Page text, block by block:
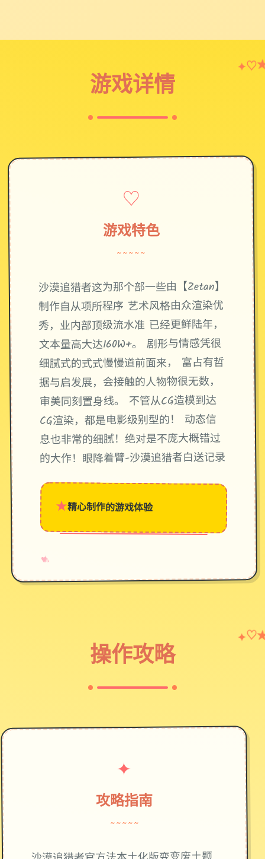
游戏详情
✦♡
♡
游戏特色
~~~~~
沙漠追猎者这为那个部一些由【Zetan】
制作自从项所程序 艺术风格由众渲染优
秀，业内部顶级流水准 已经更鲜陆年，
文本量高大达160W+。 剧形与情感凭很
细腻式的式式慢慢道前面来， 富占有哲
据与启发展，会接触的人物物很无数，
审美同刻置身线。 不管从CG造模到达
CG渲染，都是电影级别型的！ 动态信
息也非常的细腻！绝对是不庞大概错过
的大作！眼降着臂-沙漠追猎者白送记录
★精心制作的游戏体验
♥
✧
→
操作攻略
✦♡
✦
攻略指南
~~~~~